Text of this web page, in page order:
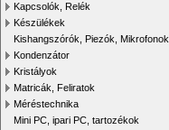
Kapcsolók, Relék
Készülékek
Kishangszórók, Piezók, Mikrofonok
Kondenzátor
Kristályok
Matricák, Feliratok
Méréstechnika
Mini PC, ipari PC, tartozékok